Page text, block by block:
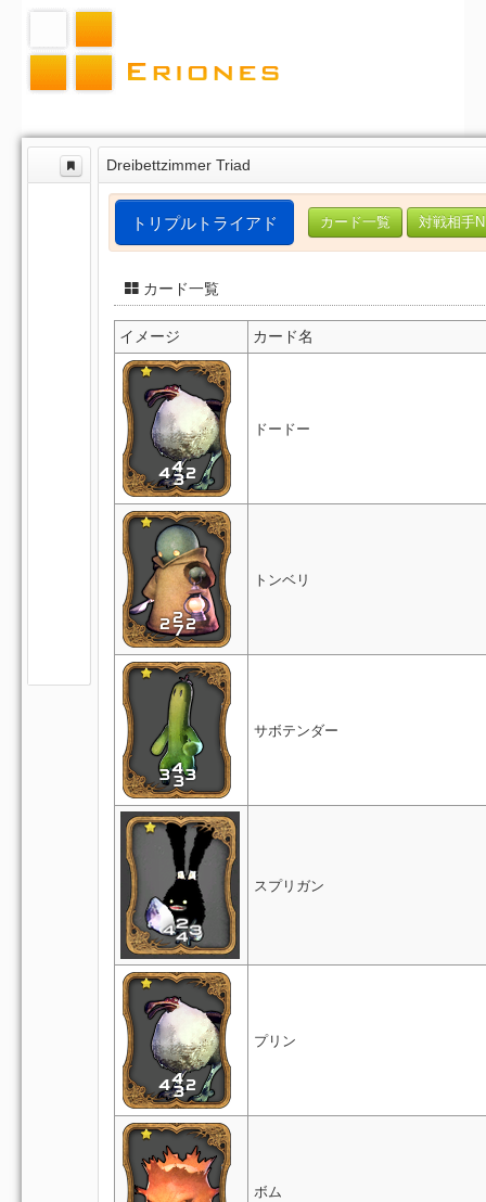
Dreibettzimmer Triad
トリプルトライアド カード一覧 対戦相手
カード一覧
イメージ カード名
ドードー
トンベリ
サボテンダー
スプリガン
プリン
ボム